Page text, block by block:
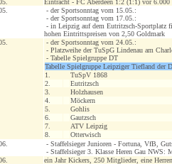
Eintracht - FC Aberdeen 1:2 (1:1) vor 6.000
- der Sportsonntag vom 15.05.:
- der Sportsonntag vom 17.05.:
- in Leipzig auf dem Eutritzsch-Sportplatz
hohen Eintrittspreisen von 2,50 Goldmark
- der Sportsonntag vom 24.05.:
- Platzweihe der TuSpG Lindenau am
- Tabelle Spielgruppe DT
Tabelle Spielgruppe Leipziger Tiefland der
1.
TuSpV 1868
2.
Eutritzsch
3.
Holzhausen
4.
Möckern
5.
Gohlis
6.
Gautzsch
7.
ATV Leipzig
8.
Otterwisch
- Staffelsieger Junioren - Fortuna, VfB,
- Staffelsieger 3. Klasse Heren Gau
ein Jahr Kickers, 250 Mitglieder, eine